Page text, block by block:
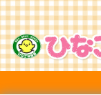
Skip
to
content